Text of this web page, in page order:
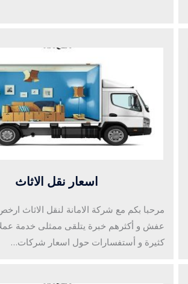
اسعار نقل الاثاث
مرحبا بكم مع شركة الامانة لنقل الاثاث
عفش و أكثرهم خبرة يتلقى ممثلى خدمة
كثيرة و أستفسارات حول اسعار شركات…